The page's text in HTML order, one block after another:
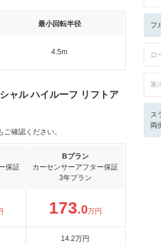
最小回転半径
4.5m
ャル ハイルーフ リフトア
確認ください。
保証
Bプラン
カーセンサーアフター保証
3年プラン
173.0万円
14.2万円
フ
ロ
寒
ス
両